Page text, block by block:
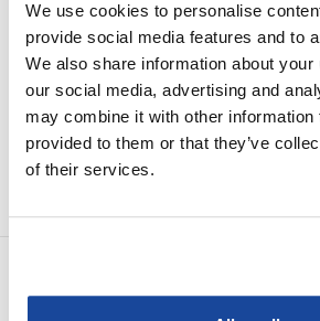
We use cookies to personalise
provide social media features and to
We also share information about
our social media, advertising and
may combine it with other information
provided to them or that they’ve
of their services.